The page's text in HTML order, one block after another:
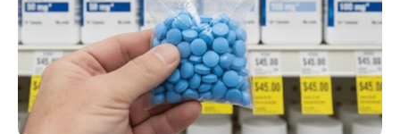
ασφαλιστικών πτυχών των Μονάδων Αποθήκευσης και
Επαναεριοποίησης ΥΦΑ (FSRU), με ειδική εστίαση στην
προτεινόμενη εγκατάσταση στον Παγασητικό Κόλπο και
βασίστηκε στη Διπλωματική Εργασία του Χρήστου
Αλέκου αλλά και σε ομιλία του προέδρου του Συλλόγου
Προστασίας και Ανάδειξης του Παγασητικού,